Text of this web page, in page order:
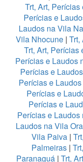
Trt, Art,
Perícias e
Laudos na Vila
Vila Nhocune| Trt,
Trt, Art,
Perícias e Laudos
Perícias e
Perícias e
Perícias e
Perícias e
Perícias e
Laudos na Vila
Vila Paiva|
Palmeiras |
Paranaguá| Trt,